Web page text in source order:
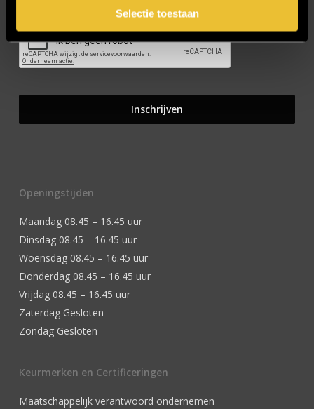
Selectie toestaan
Openingstijden
Maandag 08.45 – 16.45 uur
Dinsdag 08.45 – 16.45 uur
Woensdag 08.45 – 16.45 uur
Donderdag 08.45 – 16.45 uur
Vrijdag 08.45 – 16.45 uur
Zaterdag Gesloten
Zondag Gesloten
Keurmerken en Certificeringen
Maatschappelijk verantwoord ondernemen